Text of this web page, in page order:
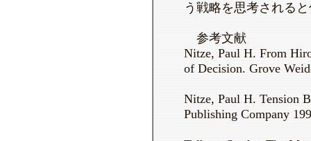
う戦略を思考される
参考文献
Nitze, Paul H. From
of Decision. Grove
Nitze, Paul H. Tension
Publishing Company